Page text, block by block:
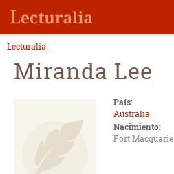
Lecturalia
Miranda Lee
País:
Australia
Nacimiento:
Port Macquarie